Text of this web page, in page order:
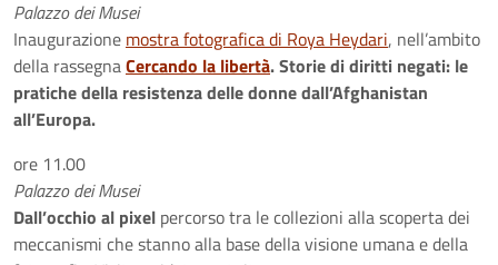
Palazzo dei Musei
Inaugurazione mostra fotografica di Roya Heydari, nell’ambito
della rassegnaCercando la libertà.Storie di diritti negati: le
pratiche della resistenza delle donne dall’Afghanistan
all’Europa.
ore 11.00
Palazzo dei Musei
Dall’occhio al pixel percorso tra le collezioni alla scoperta dei
meccanismi che stanno alla base della visione umana e della